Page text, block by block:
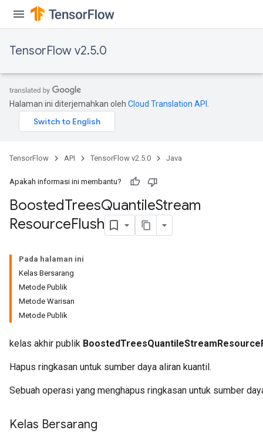
TensorFlow v2.5.0
Halaman ini diterjemahkan oleh Cloud Translation API
TensorFlow API TensorFlow v2.5.0 Java
Apakah informasi ini membantu?
BoostedTreesQuantileStream
ResourceFlush
Pada halaman ini
Kelas Bersarang
Metode Publik
Metode Warisan
Metode Publik
kelas akhir publik
Hapus ringkasan untuk sumber daya aliran kuantil.
Sebuah operasi yang menghapus ringkasan untuk sumber
Kelas Bersarang